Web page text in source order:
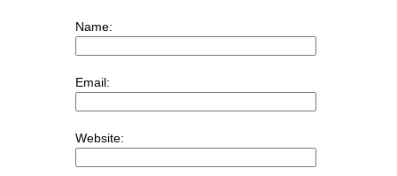
Name:
Email:
Website: